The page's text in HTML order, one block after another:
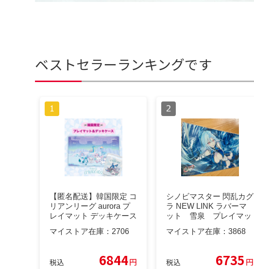
ベストセラーランキングです
【匿名配送】韓国限定 コ
リアンリーグ aurora プ
レイマット デッキケース
マイストア在庫： 2706
税込 6844円
シノビマスター 閃乱カグ
ラ NEW LINK ラバーマ
ット 雪泉 プレイマッ
マイストア在庫： 3868
税込 6735 円